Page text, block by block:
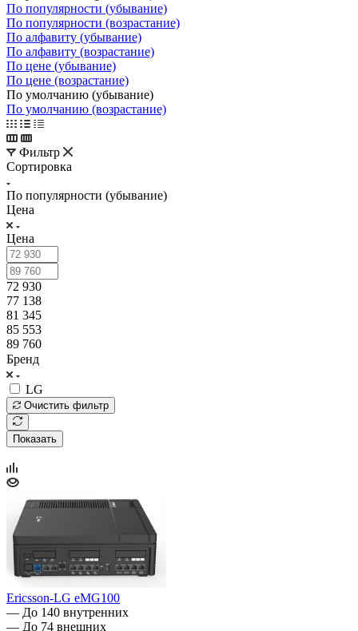
По популярности (убывание)
По популярности (возрастание)
По алфавиту (убывание)
По алфавиту (возрастание)
По цене (убывание)
По цене (возрастание)
По умолчанию (убывание)
По умолчанию (возрастание)
Фильтр
Сортировка
По популярности (убывание)
Цена
Цена
72 930
77 138
81 345
85 553
89 760
Бренд
LG
Очистить фильтр
Показать
Ericsson-LG eMG100
— До 140 внутренних
— До 74 внешних